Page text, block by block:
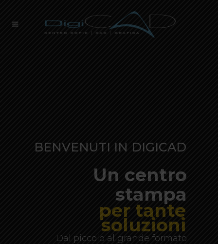
BENVENUTI IN DIGICAD
Un centro
stampa
per tante
soluzioni
Dal piccolo al grande formato